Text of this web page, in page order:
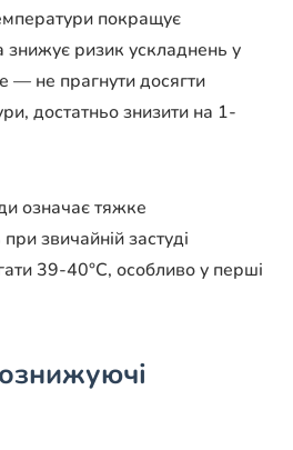
покращує
знижує ризик ускладнень у
— не прагнути досягти
достатньо знизити на 1-
означає тяжке
звичайній застуді
39-40°C, особливо у перші